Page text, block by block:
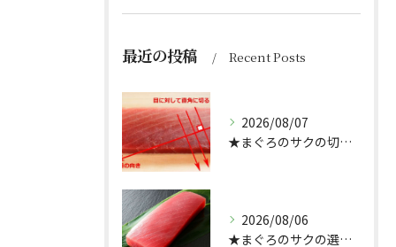
最近の投稿 Recent Posts
2026/08/07
★まぐろのサクの切り方★
2026/08/06
★まぐろのサクの選び方★（どんぶり屋まぐろ大将）